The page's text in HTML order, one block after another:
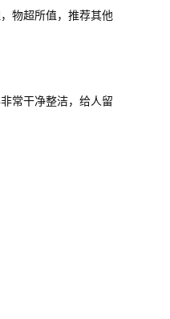
物超所值，推荐其他
常干净整洁，给人留